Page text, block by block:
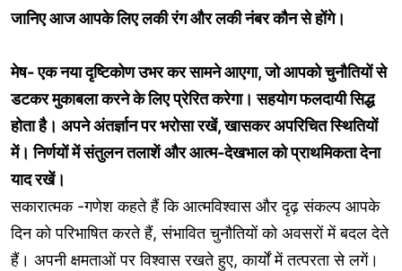
जानिए आज आपके लिए लकी रंग और लकी नंबर कौन से होंगे।
मेष- एक नया दृष्टिकोण उभर कर सामने आएगा, जो आपको चुनौतियों से
डटकर मुकाबला करने के लिए प्रेरित करेगा। सहयोग फलदायी सिद्ध
होता है। अपने अंतर्ज्ञान पर भरोसा रखें, खासकर अपरिचित स्थितियों
में। निर्णयों में संतुलन तलाशें और आत्म-देखभाल को प्राथमिकता देना
याद रखें।
सकारात्मक -गणेश कहते हैं कि आत्मविश्वास और दृढ़ संकल्प आपके
दिन को परिभाषित करते हैं, संभावित चुनौतियों को अवसरों में बदल देते
हैं। अपनी क्षमताओं पर विश्वास रखते हुए, कार्यों में तत्परता से लगें।